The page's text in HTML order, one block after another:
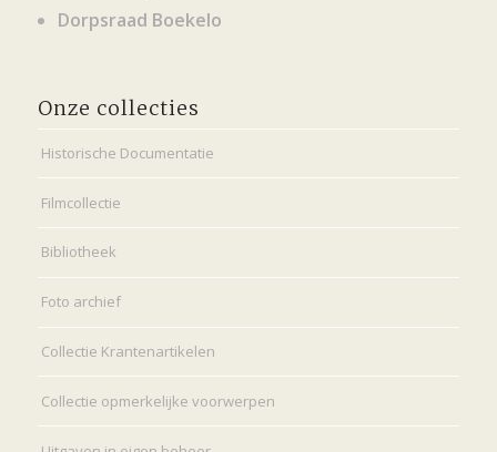
Dorpsraad Boekelo
Onze collecties
Historische Documentatie
Filmcollectie
Bibliotheek
Foto archief
Collectie Krantenartikelen
Collectie opmerkelijke voorwerpen